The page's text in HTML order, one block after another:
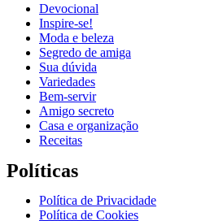
Devocional
Inspire-se!
Moda e beleza
Segredo de amiga
Sua dúvida
Variedades
Bem-servir
Amigo secreto
Casa e organização
Receitas
Políticas
Política de Privacidade
Política de Cookies